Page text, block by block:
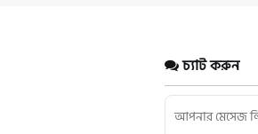
চ্যাট করুন